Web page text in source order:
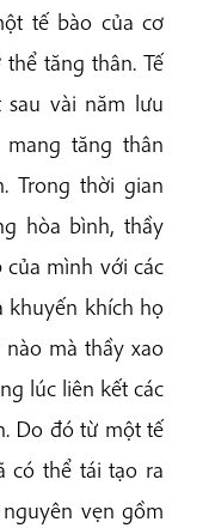
tế bào của cơ
tăng thân. Tế
vài năm lưu
tăng thân
Trong thời gian
hòa bình, thầy
của mình với các
khuyến khích họ
mà thầy xao
lúc liên kết các
Do đó từ một tế
có thể tái tạo ra
vẹn gồm